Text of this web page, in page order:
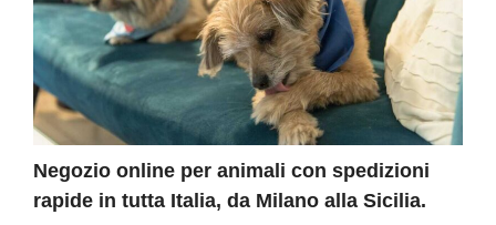
Negozio online per animali con spedizioni
rapide in tutta Italia, da Milano alla Sicilia.